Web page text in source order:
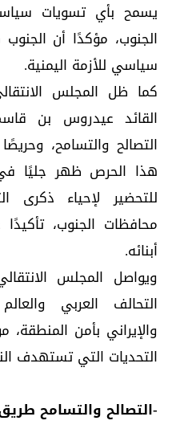
يسمح بأي تسويات
الجنوب، مؤكدًا أن
سياسي للأزمة اليمنية.
كما ظل المجلس
القائد عيدروس بن
التصالح والتسامح،
هذا الحرص ظهر جليًا في
للتحضير لإحياء ذكرى
محافظات الجنوب،
أبنائه.
ويواصل المجلس
التحالف العربي
والإيراني بأمن المنطقة،
التحديات التي تستهدف
-التصالح والتسامح